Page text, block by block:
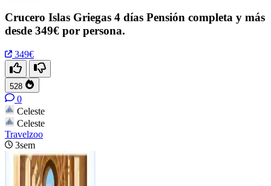
Crucero Islas Griegas 4 días Pensión completa y más
desde 349€ por persona.
349€
528
0
Celeste
Celeste
Travelzoo
3sem